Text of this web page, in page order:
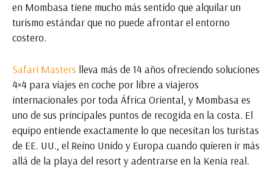
en Mombasa tiene mucho más sentido que alquilar un
turismo estándar que no puede afrontar el entorno
costero.
Safari Masters lleva más de 14 años ofreciendo soluciones
4×4 para viajes en coche por libre a viajeros
internacionales por toda África Oriental, y Mombasa es
uno de sus principales puntos de recogida en la costa. El
equipo entiende exactamente lo que necesitan los turistas
de EE. UU., el Reino Unido y Europa cuando quieren ir más
allá de la playa del resort y adentrarse en la Kenia real.